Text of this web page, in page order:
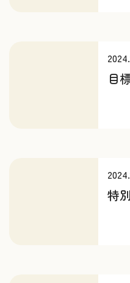
目
特